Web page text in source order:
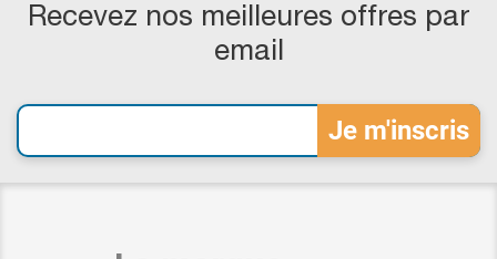
Recevez nos meilleures offres par
email